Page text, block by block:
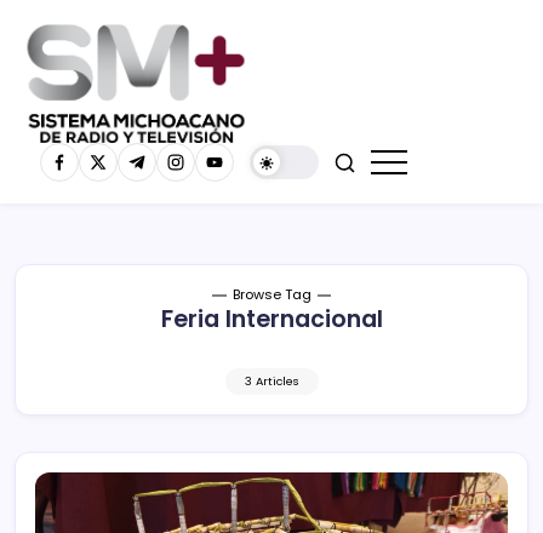
Browse Tag
Feria Internacional
3 Articles